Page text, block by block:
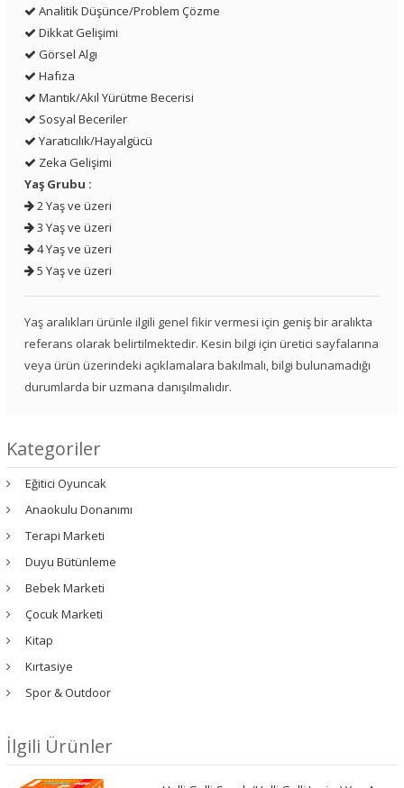
Analitik Düşünce/Problem Çözme
Dikkat Gelişimi
Görsel Algı
Hafıza
Mantık/Akıl Yürütme Becerisi
Sosyal Beceriler
Yaratıcılık/Hayalgücü
Zeka Gelişimi
Yaş Grubu :
2 Yaş ve üzeri
3 Yaş ve üzeri
4 Yaş ve üzeri
5 Yaş ve üzeri
Yaş aralıkları ürünle ilgili genel fikir vermesi için geniş bir aralıkta
referans olarak belirtilmektedir. Kesin bilgi için üretici sayfalarına
veya ürün üzerindeki açıklamalara bakılmalı, bilgi bulunamadığı
durumlarda bir uzmana danışılmalıdır.
Kategoriler
Eğitici Oyuncak
Anaokulu Donanımı
Terapi Marketi
Duyu Bütünleme
Bebek Marketi
Çocuk Marketi
Kitap
Kırtasiye
Spor & Outdoor
İlgili Ürünler